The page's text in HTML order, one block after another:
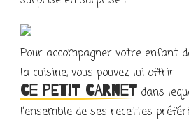
Pour accompagner votre enfant
la cuisine, vous pouvez lui offrir
ce petit carnet dans
l’ensemble de ses recettes